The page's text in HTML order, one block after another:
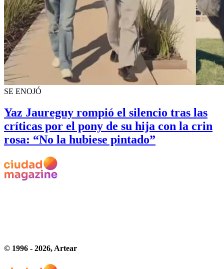
SE ENOJÓ
Yaz Jaureguy rompió el silencio tras las
críticas por el pony de su hija con la crin
rosa: “No la hubiese pintado”
© 1996 - 2026, Artear